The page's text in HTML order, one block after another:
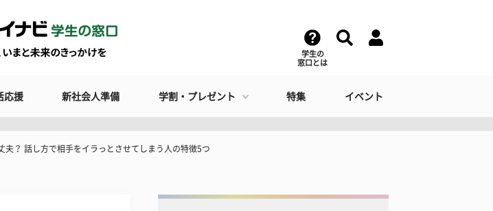
学生の
窓口とは
応援 新社会人準備 学割・プレゼント 特集 イベント
夫？ 話し方で相手をイラっとさせてしまう人の特徴5つ